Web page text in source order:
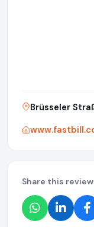
Brüsseler
Share this